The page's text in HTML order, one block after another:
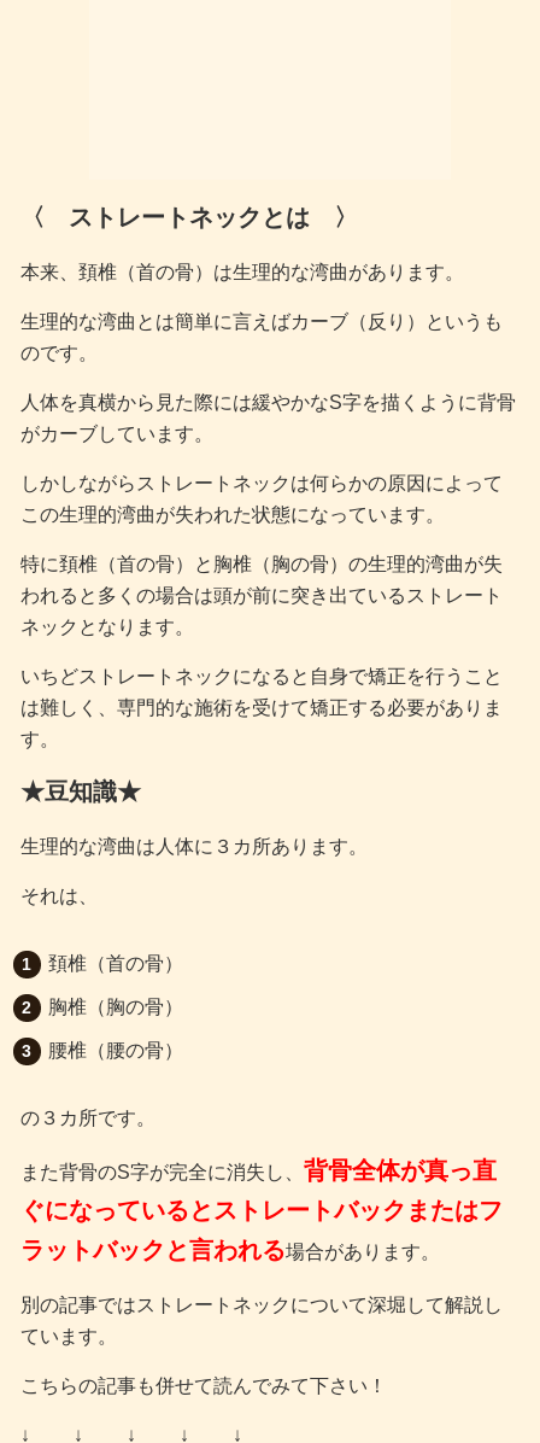
〈 ストレートネックとは 〉
本来、頚椎（首の骨）は生理的な湾曲があります。
生理的な湾曲とは簡単に言えばカーブ（反り）というも
のです。
人体を真横から見た際には緩やかなS字を描くように背骨
がカーブしています。
しかしながらストレートネックは何らかの原因によって
この生理的湾曲が失われた状態になっています。
特に頚椎（首の骨）と胸椎（胸の骨）の生理的湾曲が失
われると多くの場合は頭が前に突き出ているストレート
ネックとなります。
いちどストレートネックになると自身で矯正を行うこと
は難しく、専門的な施術を受けて矯正する必要がありま
す。
★豆知識★
生理的な湾曲は人体に３カ所あります。
それは、
頚椎（首の骨）
胸椎（胸の骨）
腰椎（腰の骨）
の３カ所です。
また背骨のS字が完全に消失し、 背骨全体が真っ直
ぐになっているとストレートバックまたはフ
ラットバックと言われる場合があります。
別の記事ではストレートネックについて深堀して解説し
ています。
こちらの記事も併せて読んでみて下さい！
↓ ↓ ↓ ↓ ↓